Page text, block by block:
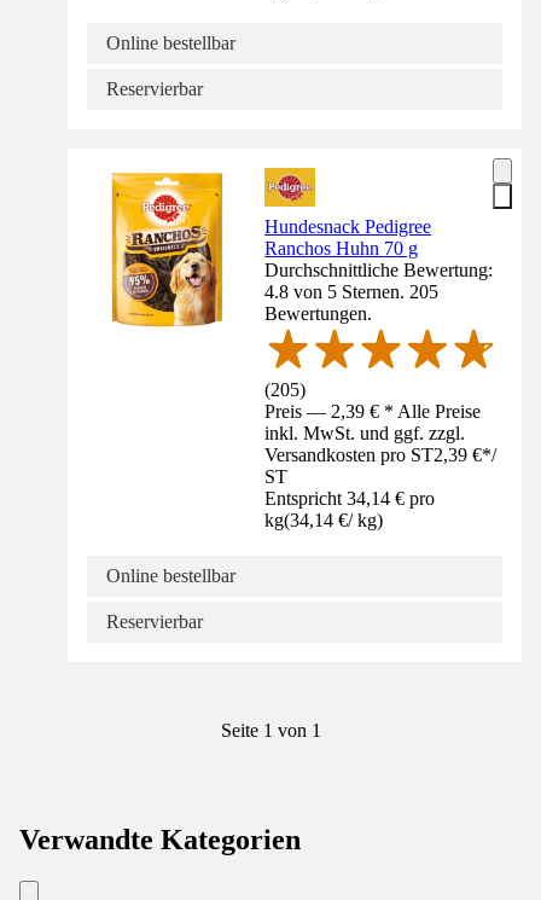
Online bestellbar
Reservierbar
Hundesnack Pedigree
Ranchos Huhn 70 g
Durchschnittliche Bewertung:
4.8 von 5 Sternen. 205
Bewertungen.
(205)
Preis — 2,39 € * Alle Preise
inkl. MwSt. und ggf. zzgl.
Versandkosten pro ST2,39 €*/
ST
Entspricht 34,14 € pro
kg(34,14 €/ kg)
Online bestellbar
Reservierbar
Seite 1 von 1
Verwandte Kategorien